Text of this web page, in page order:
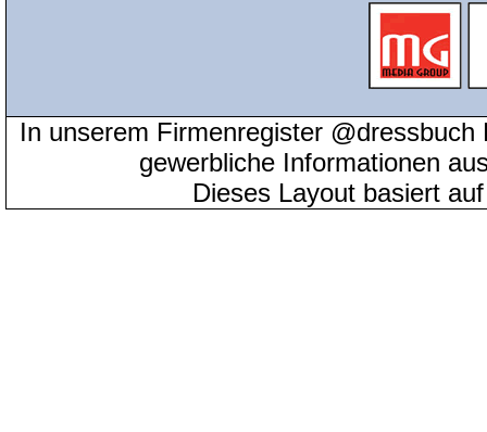
In unserem Firmenregister
gewerbliche Informationen
Dieses Layout basiert